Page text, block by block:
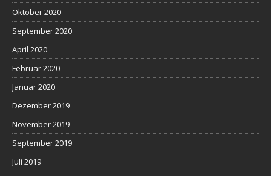
Oktober 2020
September 2020
April 2020
Februar 2020
Januar 2020
Dezember 2019
November 2019
September 2019
Juli 2019